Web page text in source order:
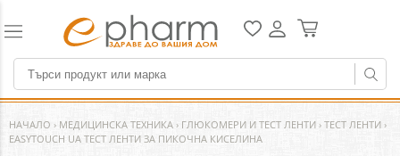
НАЧАЛО › МЕДИЦИНСКА ТЕХНИКА › ГЛЮКОМЕРИ И ТЕСТ ЛЕНТИ › ТЕСТ ЛЕНТИ ›
EASYTOUCH UA ТЕСТ ЛЕНТИ ЗА ПИКОЧНА КИСЕЛИНА